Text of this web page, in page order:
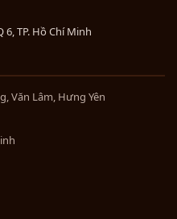
TP. Hồ Chí Minh
Văn Lâm, Hưng Yên